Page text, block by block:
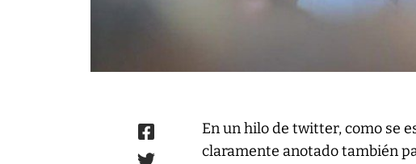
En un hilo de twitter, como se
claramente anotado también